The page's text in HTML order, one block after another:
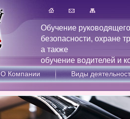
Обучение
безопасности, охране
а также
обучение водителей и
О Компании Виды